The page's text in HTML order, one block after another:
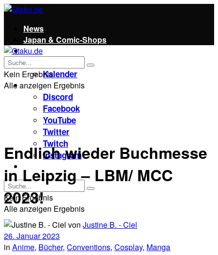
News
Japan & Comic-Shops
Qtaku
Kalender
Social
Discord
Facebook
YouTube
Twitter
Twitch
Instagram
Kein Ergebnis
Alle anzeigen Ergebnis
Kein Ergebnis
Alle anzeigen Ergebnis
Endlich wieder Buchmesse
in Leipzig – LBM/ MCC
2023!
von Justine B. - Ciel
26. Januar 2023
in Anime, Bücher, Conventions, Cosplay, Manga